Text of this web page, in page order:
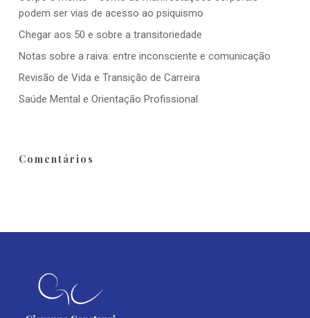
podem ser vias de acesso ao psiquismo
Chegar aos 50 e sobre a transitoriedade
Notas sobre a raiva: entre inconsciente e comunicação
Revisão de Vida e Transição de Carreira
Saúde Mental e Orientação Profissional
Comentários